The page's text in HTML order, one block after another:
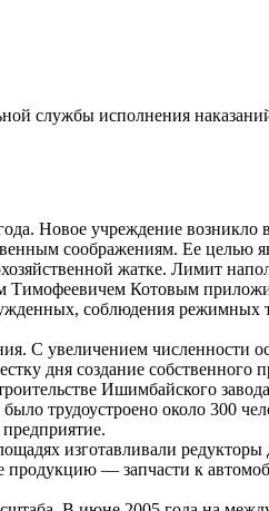
службы исполнения
Новое учреждение возникло
соображениям. Ее целью
жатке. Лимит
Тимофеевичем Котовым
соблюдения режимных
С увеличением численности
дня создание
Ишимбайского
трудоустроено около 300
изготавливали
продукцию — запчасти к